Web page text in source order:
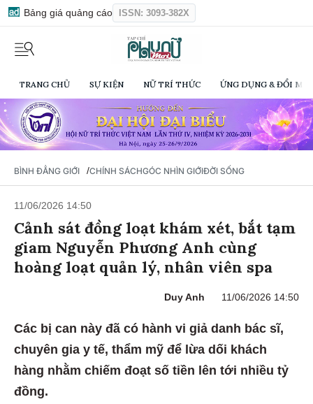
Bảng giá quảng cáo ISSN: 3093-382X
TRANG CHỦ SỰ KIỆN NỮ TRÍ THỨC ỨNG DỤNG & ĐỔI
BÌNH ĐẲNG GIỚI /CHÍNH SÁCHGÓC NHÌN GIỚIĐỜI SỐNG
11/06/2026 14:50
Cảnh sát đồng loạt khám xét, bắt tạm
giam Nguyễn Phương Anh cùng
hoàng loạt quản lý, nhân viên spa
Duy Anh 11/06/2026 14:50
Các bị can này đã có hành vi giả danh bác sĩ,
chuyên gia y tế, thẩm mỹ để lừa dối khách
hàng nhằm chiếm đoạt số tiền lên tới nhiều tỷ
đồng.